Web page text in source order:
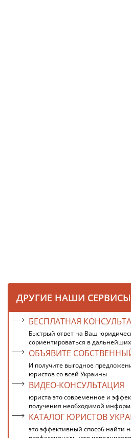
ДРУГИЕ НАШИ
БЕСПЛАТНАЯ
Быстрый ответ на Ваш
сориентироваться в
ОБЪЯВИТЕ
И получите выгодное
юристов со всей Украины
ВИДЕО-КОНСУЛЬТАЦИЯ
юриста это современное и
получения необходимой
КАТАЛОГ ЮРИСТОВ
это эффективный способ найти